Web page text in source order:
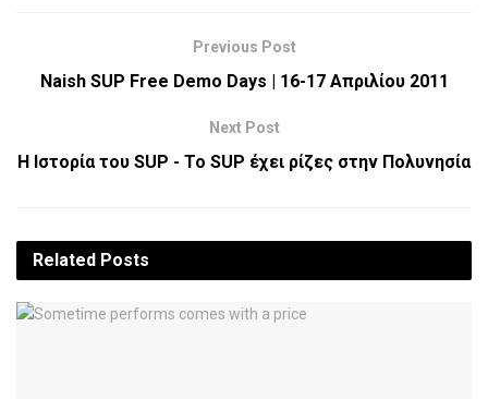
Previous Post
Naish SUP Free Demo Days | 16-17 Απριλίου 2011
Next Post
Η Ιστορία του SUP - Το SUP έχει ρίζες στην Πολυνησία
Related Posts